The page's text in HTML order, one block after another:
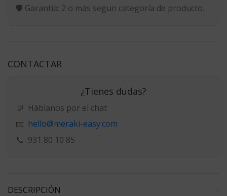
🛡️ Garantía: 2 o más segun categoría de producto.
CONTACTAR
¿Tienes dudas?
💬 Háblanos por el chat
📧 hello@meraki-easy.com
📞 931 80 10 85
DESCRIPCIÓN